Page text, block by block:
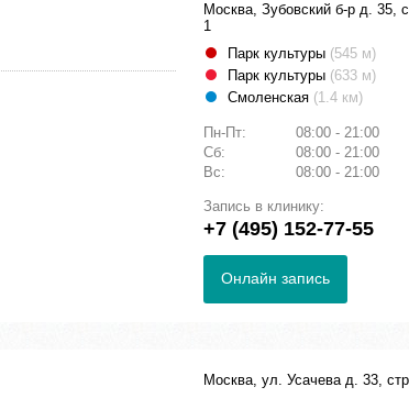
Москва, Зубовский б-р д. 35,
1
Парк культуры (545 м)
Парк культуры (633 м)
Смоленская (1.4 км)
Пн-Пт:
08:00 - 21:00
Сб:
08:00 - 21:00
Вс:
08:00 - 21:00
Запись в клинику:
+7 (495) 152-77-55
Онлайн запись
Москва, ул. Усачева д. 33,